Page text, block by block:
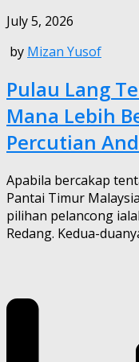
July 5, 2026
by Mizan Yusof
Pulau Lang
Mana Lebih
Percutian
Apabila bercakap
Pantai Timur
pilihan pelancong
Redang. Kedua-